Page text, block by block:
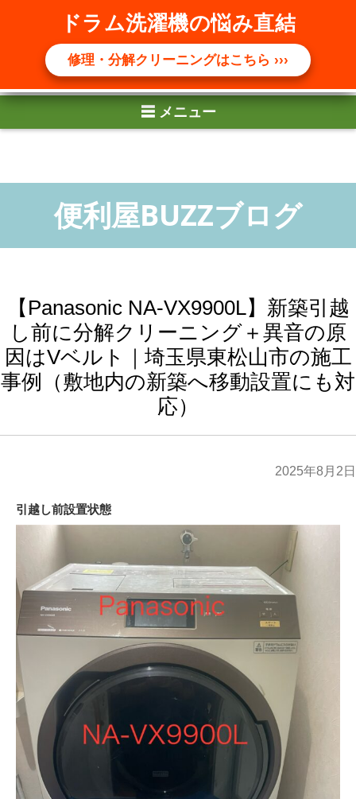
☰ メニュー
ドラム洗濯機の悩み直結
修理・分解クリーニングはこちら ›››
【Panasonic NA-VX9900L】新築引越
し前に分解クリーニング＋異音の原
因はVベルト｜埼玉県東松山市の施工
事例（敷地内の新築へ移動設置にも対
応）
2025年8月2日
引越し前設置状態